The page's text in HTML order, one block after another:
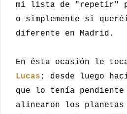
mi lista de "repetir"
o simplemente si
diferente en Madrid.
En ésta ocasión le
Lucas ; desde luego
que lo tenía pendiente
alinearon los